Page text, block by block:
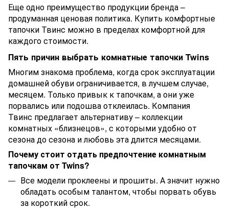
Еще одно преимущество продукции бренда –
продуманная ценовая политика. Купить комфортные
тапочки Твинс можно в пределах комфортной для
каждого стоимости.
Пять причин выбрать комнатные тапочки Twins
Многим знакома проблема, когда срок эксплуатации
домашней обуви ограничивается, в лучшем случае,
месяцем. Только привык к тапочкам, а они уже
порвались или подошва отклеилась. Компания
Твинс предлагает альтернативу – коллекции
комнатных «близнецов», с которыми удобно от
сезона до сезона и любовь эта длится месяцами.
Почему стоит отдать предпочтение комнатным
тапочкам от Twins?
Все модели проклеены и прошиты. А значит нужно
обладать особым талантом, чтобы порвать обувь
за короткий срок.